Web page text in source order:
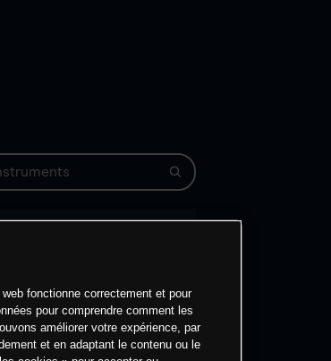
fonctionne correctement et pour
pour comprendre comment les
améliorer votre expérience, par
et en adaptant le contenu ou le